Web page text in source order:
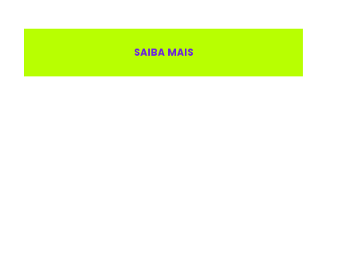
SAIBA MAIS